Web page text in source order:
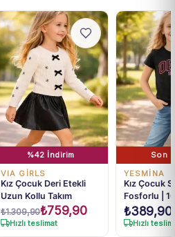
%42 İndirim
VIA GİRLS
Kız Çocuk Deri Etekli
Uzun Kollu Takım
₺1.309,90₺759,90
Hızlı teslimat
Son
YESMİNA
Kız Çocuk
Fosforlu |
₺389,90
Hızlı